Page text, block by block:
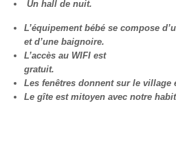
Un hall de nuit.
L’équipement bébé se compose
et d’une baignoire.
L’accès au WIFI est
Les fenêtres donnent sur le village
Le gîte est mitoyen avec notre